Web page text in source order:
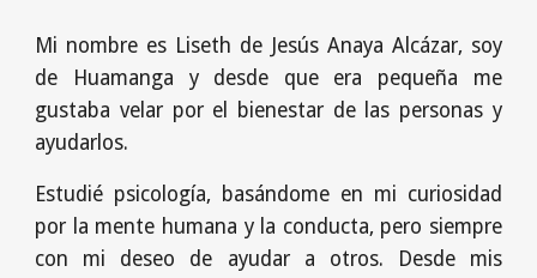
Mi nombre es Liseth de Jesús Anaya Alcázar, soy
de Huamanga y desde que era pequeña me
gustaba velar por el bienestar de las personas y
ayudarlos.
Estudié psicología, basándome en mi curiosidad
por la mente humana y la conducta, pero siempre
con mi deseo de ayudar a otros. Desde mis